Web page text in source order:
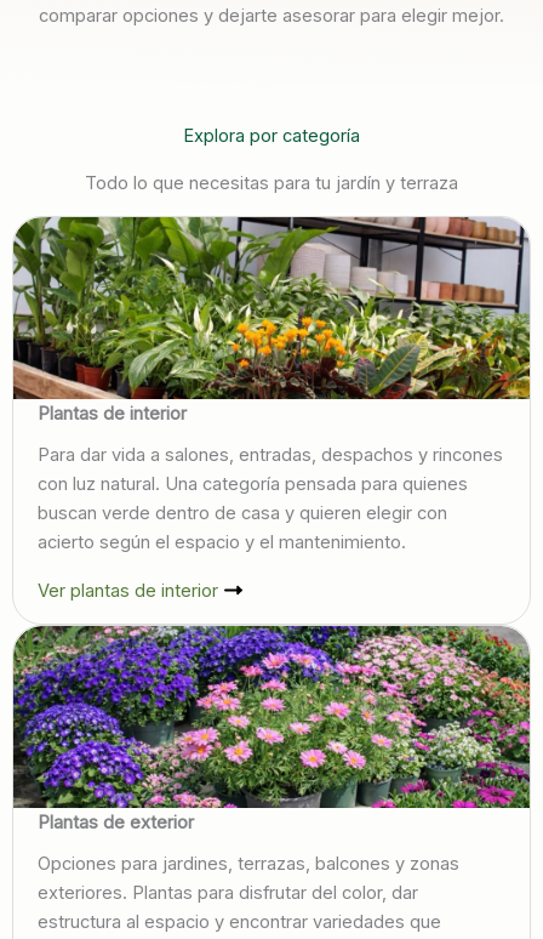
comparar opciones y dejarte asesorar para elegir mejor.
Explora por categoría
Todo lo que necesitas para tu jardín y terraza
Plantas de interior
Para dar vida a salones, entradas, despachos y rincones
con luz natural. Una categoría pensada para quienes
buscan verde dentro de casa y quieren elegir con
acierto según el espacio y el mantenimiento.
Ver plantas de interior
Plantas de exterior
Opciones para jardines, terrazas, balcones y zonas
exteriores. Plantas para disfrutar del color, dar
estructura al espacio y encontrar variedades que